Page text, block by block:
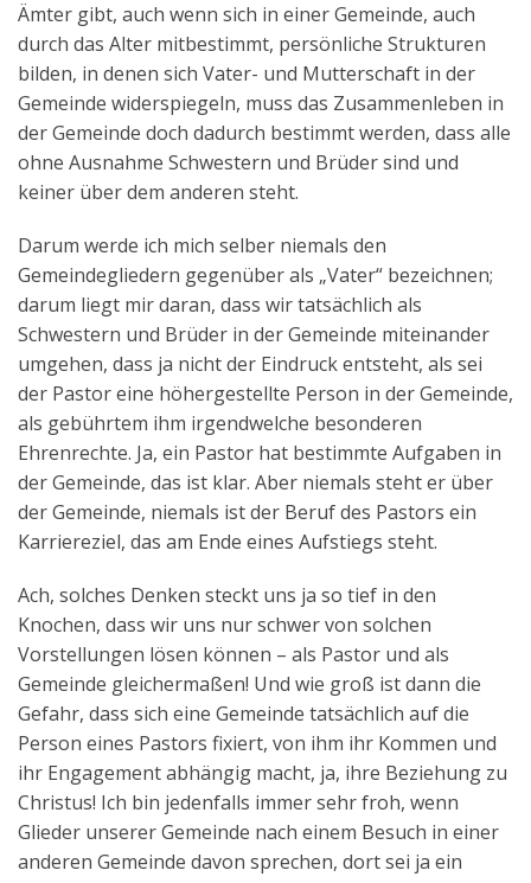
Ämter gibt, auch wenn sich in einer Gemeinde, auch
durch das Alter mitbestimmt, persönliche Strukturen
bilden, in denen sich Vater- und Mutterschaft in der
Gemeinde widerspiegeln, muss das Zusammenleben in
der Gemeinde doch dadurch bestimmt werden, dass alle
ohne Ausnahme Schwestern und Brüder sind und
keiner über dem anderen steht.
Darum werde ich mich selber niemals den
Gemeindegliedern gegenüber als „Vater“ bezeichnen;
darum liegt mir daran, dass wir tatsächlich als
Schwestern und Brüder in der Gemeinde miteinander
umgehen, dass ja nicht der Eindruck entsteht, als sei
der Pastor eine höhergestellte Person in der Gemeinde,
als gebührtem ihm irgendwelche besonderen
Ehrenrechte. Ja, ein Pastor hat bestimmte Aufgaben in
der Gemeinde, das ist klar. Aber niemals steht er über
der Gemeinde, niemals ist der Beruf des Pastors ein
Karriereziel, das am Ende eines Aufstiegs steht.
Ach, solches Denken steckt uns ja so tief in den
Knochen, dass wir uns nur schwer von solchen
Vorstellungen lösen können – als Pastor und als
Gemeinde gleichermaßen! Und wie groß ist dann die
Gefahr, dass sich eine Gemeinde tatsächlich auf die
Person eines Pastors fixiert, von ihm ihr Kommen und
ihr Engagement abhängig macht, ja, ihre Beziehung zu
Christus! Ich bin jedenfalls immer sehr froh, wenn
Glieder unserer Gemeinde nach einem Besuch in einer
anderen Gemeinde davon sprechen, dort sei ja ein